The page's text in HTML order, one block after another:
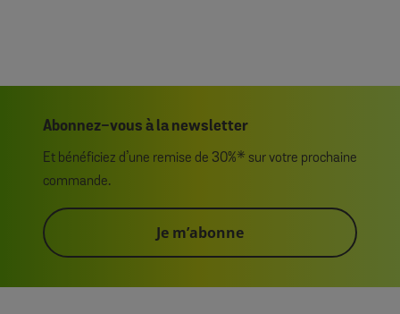
Abonnez-vous à la newsletter
Et bénéficiez d’une remise de 30%* sur votre prochaine
commande.
Je m’abonne